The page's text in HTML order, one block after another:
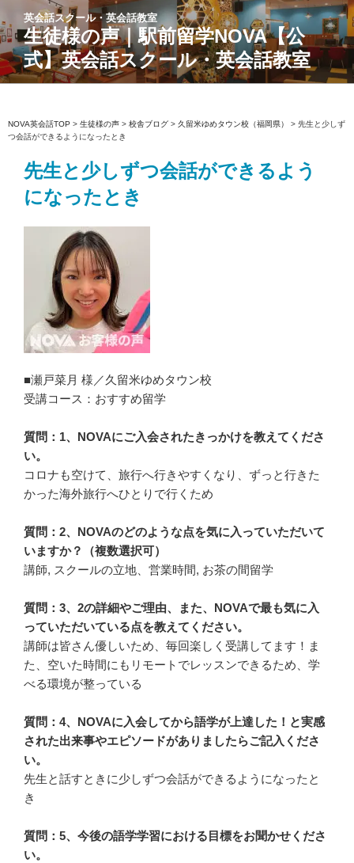
ン
テ
ン
ツ
ス
英会話スクール・英会話教室
生徒様の声｜駅前留学NOVA【公
式】英会話スクール・英会話教室
NOVA英会話TOP > 生徒様の声 > 校舎ブログ > 久留米ゆめタウン校（福岡県） > 先生と少しず
つ会話ができるようになったとき
先生と少しずつ会話ができるよう
になったとき
■瀬戸菜月 様／久留米ゆめタウン校
受講コース：おすすめ留学
質問：1、NOVAにご入会されたきっかけを教えてくださ
い。
コロナも空けて、旅行へ行きやすくなり、ずっと行きた
かった海外旅行へひとりで行くため
質問：2、NOVAのどのような点を気に入っていただいて
いますか？（複数選択可）
講師, スクールの立地、営業時間, お茶の間留学
質問：3、2の詳細やご理由、また、NOVAで最も気に入
っていただいている点を教えてください。
講師は皆さん優しいため、毎回楽しく受講してます！ま
た、空いた時間にもリモートでレッスンできるため、学
べる環境が整っている
質問：4、NOVAに入会してから語学が上達した！と実感
された出来事やエピソードがありましたらご記入くださ
い。
先生と話すときに少しずつ会話ができるようになったと
き
質問：5、今後の語学学習における目標をお聞かせくださ
い。